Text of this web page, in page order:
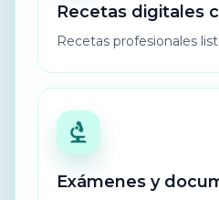
Recetas digitales
Recetas profesionales
Exámenes y